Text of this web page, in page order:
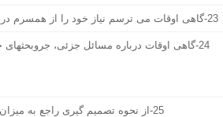
23-گاهی اوقات می ترسم نیاز خود را از همسرم درخواست کنم.
24-گاهی اوقات درباره مسائل جزئی، جروبحثهای جدی داریم.
25-از نحوه تصمیم گیری راجع به میزان